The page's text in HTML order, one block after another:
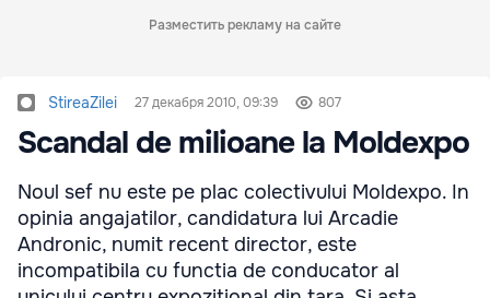
Разместить рекламу на сайте
StireaZilei 27 декабря 2010, 09:39 807
Scandal de milioane la Moldexpo
Noul sef nu este pe plac colectivului Moldexpo. In
opinia angajatilor, candidatura lui Arcadie
Andronic, numit recent director, este
incompatibila cu functia de conducator al